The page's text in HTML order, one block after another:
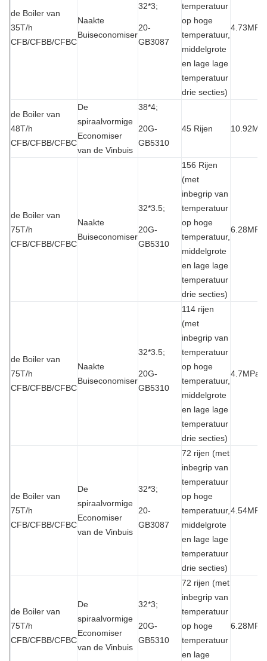
de Boiler van
35T/h
CFB/CFBB/CFBC
Naakte
Buiseconomiser
32*3;
20-
GB3087
temperatuur
op hoge
temperatuur,
middelgrote
en lage lage
temperatuur
drie secties)
4.73MPa
de Boiler van
48T/h
CFB/CFBB/CFBC
De
spiraalvormige
Economiser
van de Vinbuis
38*4;
20G-
GB5310
45 Rijen
de Boiler van
75T/h
CFB/CFBB/CFBC
Naakte
Buiseconomiser
32*3.5;
20G-
GB5310
156 Rijen
(met
inbegrip van
temperatuur
op hoge
temperatuur,
middelgrote
en lage lage
temperatuur
drie secties)
6.28MPa
de Boiler van
75T/h
CFB/CFBB/CFBC
Naakte
Buiseconomiser
32*3.5;
20G-
GB5310
114 rijen
(met
inbegrip van
temperatuur
op hoge
temperatuur,
middelgrote
en lage lage
temperatuur
drie secties)
4.7MPa
de Boiler van
75T/h
CFB/CFBB/CFBC
De
spiraalvormige
Economiser
van de Vinbuis
32*3;
20-
GB3087
72 rijen (met
inbegrip van
temperatuur
op hoge
temperatuur,
middelgrote
en lage lage
temperatuur
drie secties)
4.54MPa
de Boiler van
75T/h
CFB/CFBB/CFBC
De
spiraalvormige
Economiser
van de Vinbuis
32*3;
20G-
GB5310
72 rijen (met
inbegrip van
temperatuur
op hoge
temperatuur
en lage
6.28MPa